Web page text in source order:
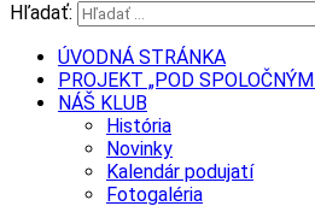
Hľadať:
ÚVODNÁ STRÁNKA
PROJEKT „POD
NÁŠ KLUB
História
Novinky
Kalendár podujatí
Fotogaléria